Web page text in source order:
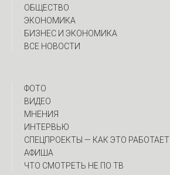
ОБЩЕСТВО
ЭКОНОМИКА
БИЗНЕС И ЭКОНОМИКА
ВСЕ НОВОСТИ
ФОТО
ВИДЕО
МНЕНИЯ
ИНТЕРВЬЮ
CПЕЦПРОЕКТЫ — КАК ЭТО РАБОТАЕТ
АФИША
ЧТО СМОТРЕТЬ НЕ ПО ТВ